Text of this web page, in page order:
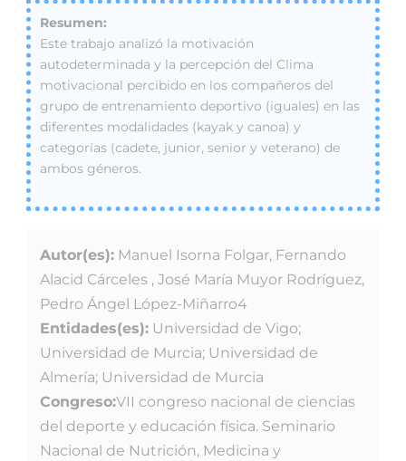
Este trabajo analizó la motivación
autodeterminada y la percepción del Clima
motivacional percibido en los compañeros del
grupo de entrenamiento deportivo (iguales) en las
diferentes modalidades (kayak y canoa) y
categorías (cadete, junior, senior y veterano) de
ambos géneros.
Autor(es): Manuel Isorna Folgar, Fernando
Alacid Cárceles , José María Muyor Rodríguez,
Pedro Ángel López-Miñarro4
Entidades(es): Universidad de Vigo;
Universidad de Murcia; Universidad de
Almería; Universidad de Murcia
Congreso:VII congreso nacional de ciencias
del deporte y educación física. Seminario
Nacional de Nutrición, Medicina y